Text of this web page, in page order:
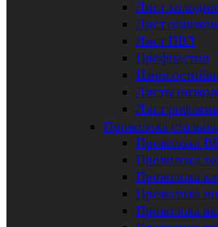
Лист
Лист
Лист ПВЛ
Профнастил
Листы
Лист
Проволока
Проволока
Проволока
Проволока
Проволока
Проволока